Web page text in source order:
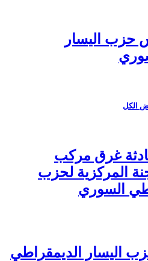
حزب اليسار
الكل
غرق مركب
المركزية لحزب
السوري
اليسار الديمقراطي